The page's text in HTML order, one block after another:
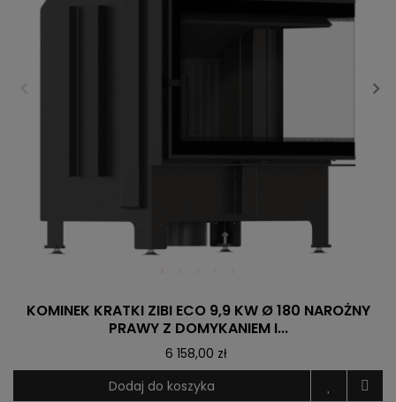
KOMINEK KRATKI ZIBI ECO 9,9 KW Ø 180 NAROŻNY
PRAWY Z DOMYKANIEM I...
6 158,00 zł
Dodaj do koszyka